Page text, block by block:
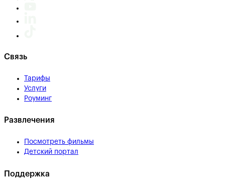
Связь
Тарифы
Услуги
Роуминг
Развлечения
Посмотреть фильмы
Детский портал
Поддержка